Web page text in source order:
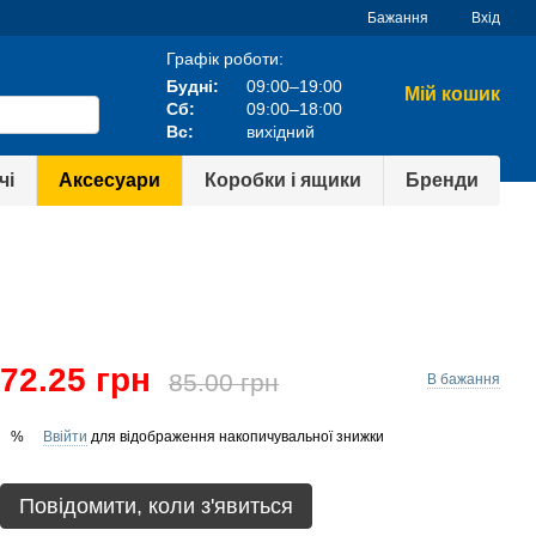
Бажання Вхід
Графік роботи:
Будні:
09:00–19:00
Сб:
09:00–18:00
Вс:
вихідний
Мій кошик
Аксесуари Коробки і ящики Бренди
72.25 грн 85.00 грн В бажання
% Ввійти для відображення накопичувальної знижки
Повідомити, коли з'явиться